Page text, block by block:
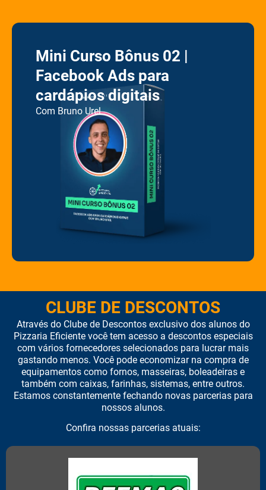
Mini Curso Bônus 02 |
Facebook Ads para
cardápios digitais
Com Bruno Urel
CLUBE DE DESCONTOS
Através do Clube de Descontos exclusivo dos alunos do
Pizzaria Eficiente você tem acesso a descontos especiais
com vários fornecedores selecionados para lucrar mais
gastando menos. Você pode economizar na compra de
equipamentos como fornos, masseiras, boleadeiras e
também com caixas, farinhas, sistemas, entre outros.
Estamos constantemente fechando novas parcerias para
nossos alunos.
Confira nossas parcerias atuais: